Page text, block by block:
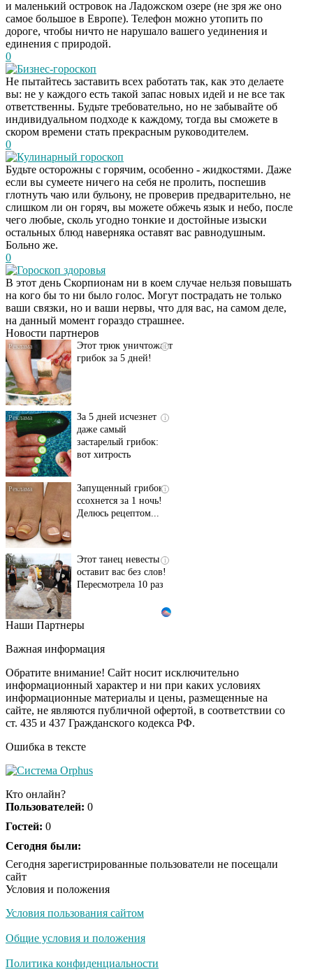
и маленький островок на Ладожском озере (не зря же оно
самое большое в Европе). Телефон можно утопить по
дороге, чтобы ничто не нарушало вашего уединения и
единения с природой.
0
Бизнес-гороскоп
Не пытайтесь заставить всех работать так, как это делаете
вы: не у каждого есть такой запас новых идей и не все так
ответственны. Будьте требовательно, но не забывайте об
индивидуальном подходе к каждому, тогда вы сможете в
скором времени стать прекрасным руководителем.
0
Кулинарный гороскоп
Будьте осторожны с горячим, особенно - жидкостями. Даже
если вы сумеете ничего на себя не пролить, поспешив
глотнуть чаю или бульону, не проверив предварительно, не
слишком ли он горяч, вы можете обжечь язык и небо, после
чего любые, сколь угодно тонкие и достойные изыски
остальных блюд наверняка оставят вас равнодушным.
Больно же.
0
Гороскоп здоровья
В этот день Скорпионам ни в коем случае нельзя повышать
на кого бы то ни было голос. Могут пострадать не только
ваши связки, но и ваши нервы, что для вас, на самом деле,
на данный момент гораздо страшнее.
Новости партнеров
Даже самый
запущенный грибок
исчезнет с корнем,
если перед сном…
i
Этот трюк уничтожает
грибок за 5 дней!
i
За 5 дней исчезнет
даже самый
застарелый грибок:
вот хитрость
i
Запущенный грибок
ссохнется за 1 ночь!
Делюсь рецептом...
i
Этот танец невесты
оставит вас без слов!
Пересмотрела 10 раз
Ролик длится пару
шоке от увиденного
i
Ролик из Омска: вы
будете смеяться долго
Ржу не переставая, это
Скрытая камера на
люди вытворяют, когда
Ролик длится
смеяться вы будете
Наши Партнеры
Важная информация
Обратите внимание! Сайт носит исключительно
информационный характер и ни при каких условиях
информационные материалы и цены, размещенные на
сайте, не являются публичной офертой, в соответствии со
ст. 435 и 437 Гражданского кодекса РФ.
Ошибка в тексте
Кто онлайн?
Пользователей: 0
Гостей: 0
Сегодня были:
Сегодня зарегистрированные пользователи не посещали
сайт
Условия и положения
Условия пользования сайтом
Общие условия и положения
Политика конфиденциальности